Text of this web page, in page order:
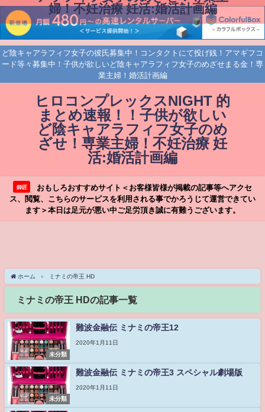
ど陰キャアラフィフ女子の彼氏募集中！コンタクトにて投げ銭！アマギフコ
ード等々募集中！子供が欲しいど陰キャアラフィフ女子のめざせまる金！専
業主婦！婚活計画編
ヒロコンプレックスNIGHT 的
まとめ速報！！子供が欲しい
ど陰キャアラフィフ女子のめ
ざせ！専業主婦！不妊治療 妊
活:婚活計画編
婦！不妊治療 妊活:婚活計画編
師匠
おもしろおすすめサイト＜お客様皆様が掲載の記事等へアクセ
ス、閲覧、こちらのサービスを利用される事でかろうじて運営できてい
ます＞本日は足元が悪い中ご足労頂き誠に有難うございます。
ホーム ミナミの帝王 HD
ミナミの帝王 HDの記事一覧
未分類
難波金融伝 ミナミの帝王12
2020年1月11日
未分類
難波金融伝 ミナミの帝王3 スペシャル劇場版
2020年1月11日